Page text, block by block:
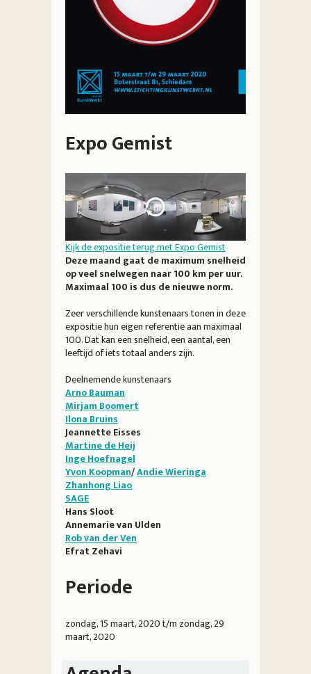
Expo Gemist
Kijk de expositie terug met Expo Gemist
Deze maand gaat de maximum snelheid
op veel snelwegen naar 100 km per uur.
Maximaal 100 is dus de nieuwe norm.
Zeer verschillende kunstenaars tonen in deze
expositie hun eigen referentie aan maximaal
100. Dat kan een snelheid, een aantal, een
leeftijd of iets totaal anders zijn.
Deelnemende kunstenaars
Arno Bauman
Mirjam Boomert
Ilona Bruins
Jeannette Eisses
Martine de Heij
Inge Hoefnagel
Yvon Koopman/Andie Wieringa
Zhanhong Liao
SAGE
Hans Sloot
Annemarie van Ulden
Rob van der Ven
Efrat Zehavi
Periode
zondag, 15 maart, 2020t/m zondag, 29
maart, 2020